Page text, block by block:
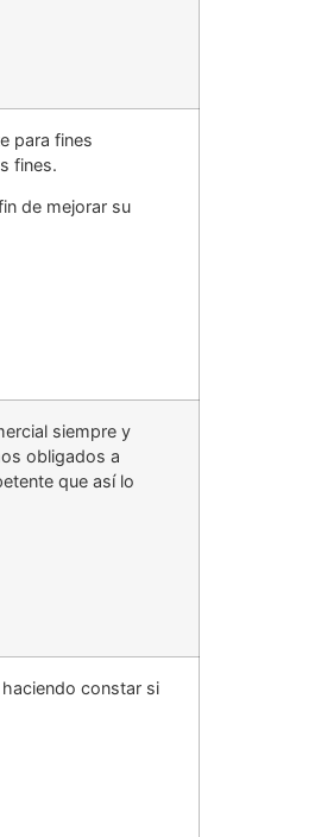
para fines
fines.
de mejorar su
siempre y
obligados a
que así lo
constar si